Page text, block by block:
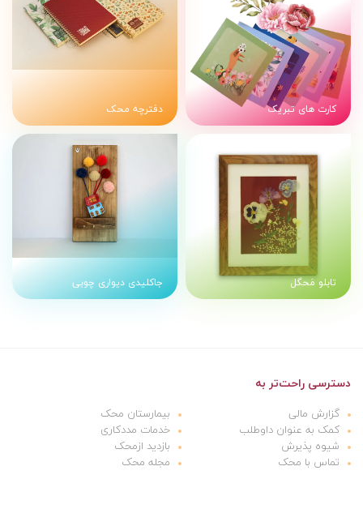
کارت های تبریک دفترچه محک
تابلو مَحگل جاکلیدی دیواری چوبی
دسترسی راحت‌تر به
گزارش مالی
بیمارستان محک
کمک به عنوان داوطلب
خدمات مددکاری
شیوه پذیرش
بازدید ازمحک
تماس با محک
مجله محک